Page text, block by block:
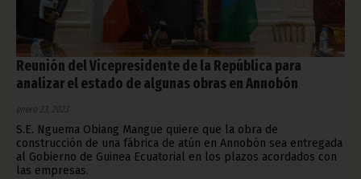
Reunión del Vicepresidente de la República para
analizar el estado de algunas obras en Annobón
enero 23, 2023
S.E. Nguema Obiang Mangue quiere que la obra de
construcción de una fábrica de atún en Annobón sea entregada
al Gobierno de Guinea Ecuatorial en los plazos acordados con
las empresas.